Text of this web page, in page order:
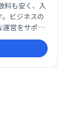
料も安く、入
ビジネスの
運営をサポー
やすい価格
せんか？